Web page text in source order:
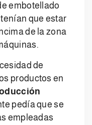
embotellado
que estar
de la zona
de
productos en
pedía que se
empleadas